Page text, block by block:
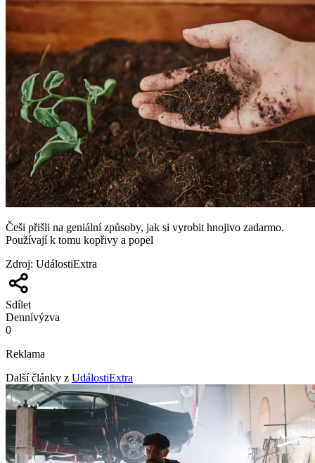
Češi přišli na geniální způsoby, jak si vyrobit hnojivo zadarmo.
Používají k tomu kopřivy a popel
Zdroj: UdálostiExtra
Sdílet
Dennívýzva
0
Reklama
Další články z UdálostiExtra